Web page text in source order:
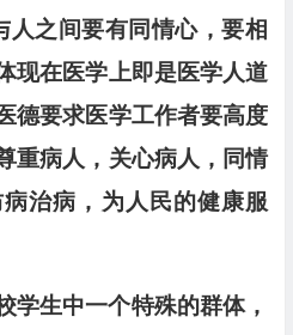
人之间要有同情心，要相
现在医学上即是医学人道
德要求医学工作者要高度
重病人，关心病人，同情
治病，为人民的健康服
学生中一个特殊的群体，